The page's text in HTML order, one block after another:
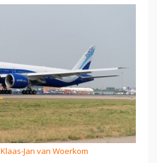
Klaas-Jan van Woerkom